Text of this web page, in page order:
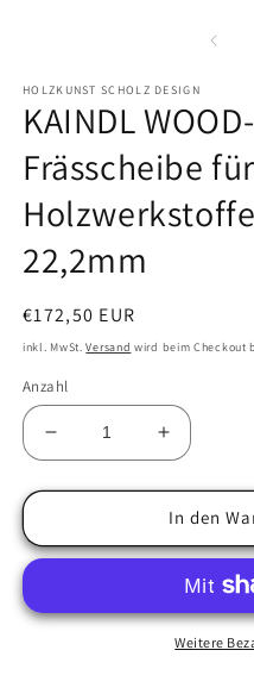
HOLZKUNST SCHOLZ DESIGN
KAINDL
Frässcheibe
22,2mm
Normaler
Preis
€172,50 EUR
inkl. MwSt.Versand wird beim Checkout
Anzahl
Verringere
die
Menge
KAINDL
-
Erhöhe
die
Menge
für
KAINDL
Plane
-
In den
Weitere